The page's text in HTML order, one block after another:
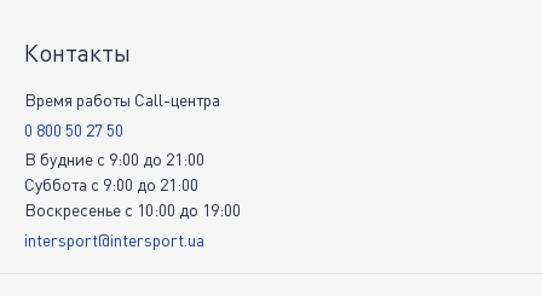
Контакты
Время работы Call-центра
0 800 50 27 50
В будние c 9:00 до 21:00
Суббота c 9:00 до 21:00
Воскресенье c 10:00 до 19:00
intersport@intersport.ua